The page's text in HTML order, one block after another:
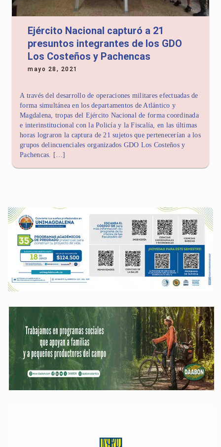
Ejército Nacional capturó a 21
presuntos integrantes de los GDO
Los Costeños y Pachencas
mayo 28, 2021
A través del desarrollo de operaciones militares efectuadas de
forma simultánea en los departamentos de Atlántico y
Magdalena, tropas del Ejército Nacional de forma coordinada
e interinstitucional con la Policía y la Fiscalía, en las últimas
horas lograron la captura de 21 sujetos que pertenecerían a los
grupos delincuenciales organizados GDO Los Costeños y
Pachencas. […]